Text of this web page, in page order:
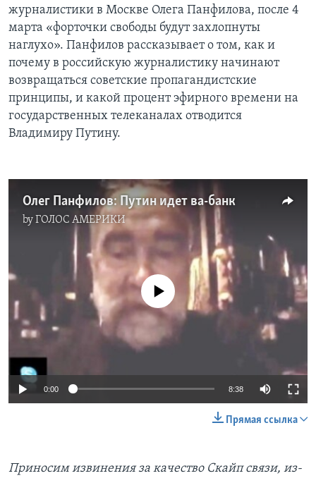
Языки
журналистики в Москве Олега Панфилова, после 4
марта «форточки свободы будут захлопнуты
наглухо». Панфилов рассказывает о том, как и
почему в российскую журналистику начинают
возвращаться советские пропагандистские
принципы, и какой процент эфирного времени на
государственных телеканалах отводится
Владимиру Путину.
Олег Панфилов: Путин идет ва-банк
byГОЛОС АМЕРИКИ
No media source currently available
0:00 8:38
Прямая ссылка
Приносим извинения за качество Скайп связи, из-